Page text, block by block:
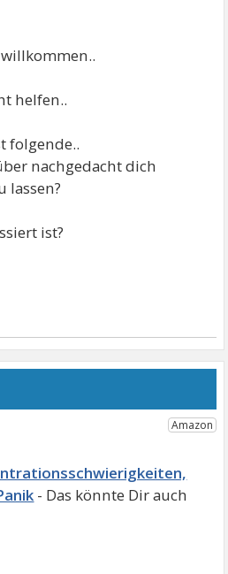
helfen..
folgende..
nachgedacht dich
lassen?
ist?